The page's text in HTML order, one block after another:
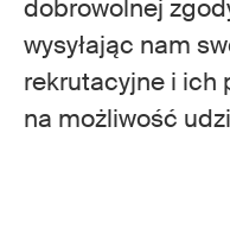
dobrowolnej
wysyłając nam
rekrutacyjne i ich
na możliwość